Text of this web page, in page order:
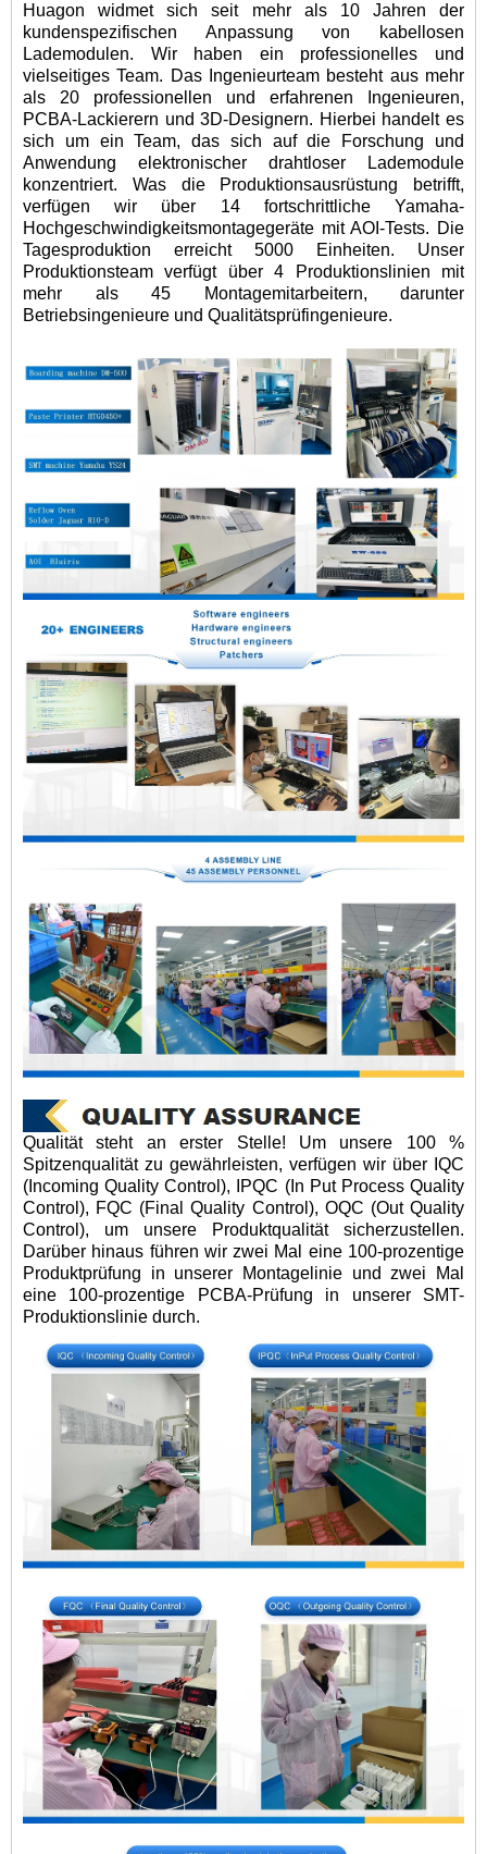
Huagon widmet sich seit mehr als 10 Jahren der
kundenspezifischen Anpassung von kabellosen
Lademodulen. Wir haben ein professionelles und
vielseitiges Team. Das Ingenieurteam besteht aus mehr
als 20 professionellen und erfahrenen Ingenieuren,
PCBA-Lackierern und 3D-Designern. Hierbei handelt es
sich um ein Team, das sich auf die Forschung und
Anwendung elektronischer drahtloser Lademodule
konzentriert. Was die Produktionsausrüstung betrifft,
verfügen wir über 14 fortschrittliche Yamaha-
Hochgeschwindigkeitsmontagegeräte mit AOI-Tests. Die
Tagesproduktion erreicht 5000 Einheiten. Unser
Produktionsteam verfügt über 4 Produktionslinien mit
mehr als 45 Montagemitarbeitern, darunter
Betriebsingenieure und Qualitätsprüfingenieure.
Qualität steht an erster Stelle! Um unsere 100 %
Spitzenqualität zu gewährleisten, verfügen wir über IQC
(Incoming Quality Control), IPQC (In Put Process Quality
Control), FQC (Final Quality Control), OQC (Out Quality
Control), um unsere Produktqualität sicherzustellen.
Darüber hinaus führen wir zwei Mal eine 100-prozentige
Produktprüfung in unserer Montagelinie und zwei Mal
eine 100-prozentige PCBA-Prüfung in unserer SMT-
Produktionslinie durch.